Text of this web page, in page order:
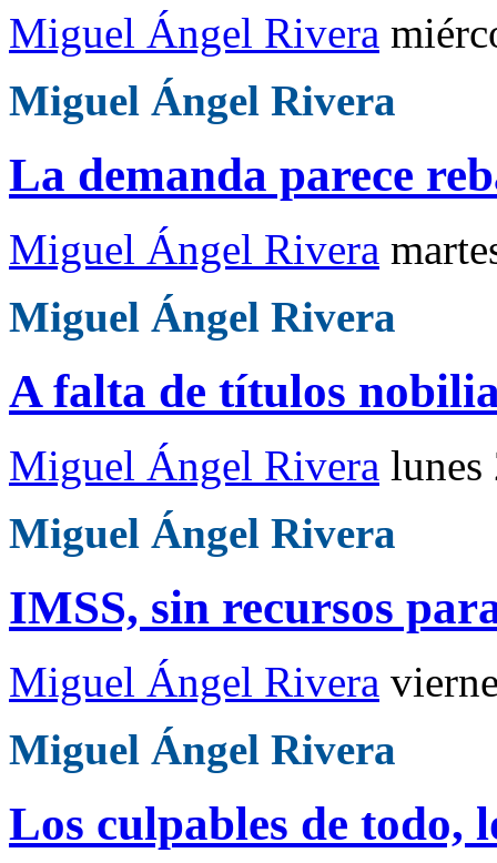
Miguel Ángel Rivera
Miguel Ángel Rivera
La demanda parece
Miguel Ángel Rivera
Miguel Ángel Rivera
A falta de títulos
Miguel Ángel Rivera
Miguel Ángel Rivera
IMSS, sin recursos
Miguel Ángel Rivera
Miguel Ángel Rivera
Los culpables de todo,